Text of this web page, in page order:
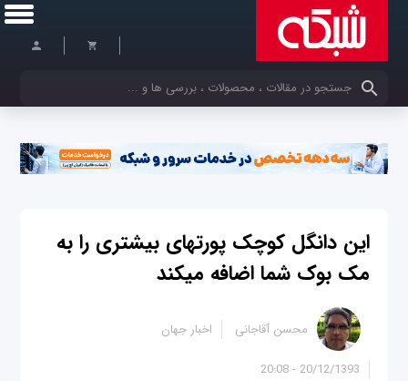
کلمات کلیدی خود را وارد کنید
این دانگل کوچک پورت‎های بیشتری را به
مک بوک شما اضافه می‎کند
20/12/1393 - 20:08
محسن آقاجانی اخبار جهان